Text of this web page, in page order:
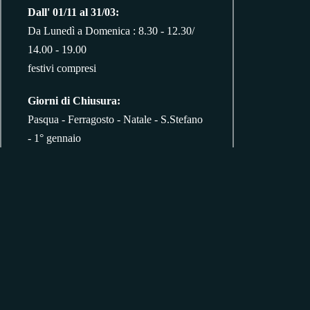
Dall' 01/11 al 31/03:
Da Lunedì a Domenica : 8.30 - 12.30/
14.00 - 19.00
festivi compresi
Giorni di Chiusura:
Pasqua - Ferragosto - Natale - S.Stefano
- 1° gennaio